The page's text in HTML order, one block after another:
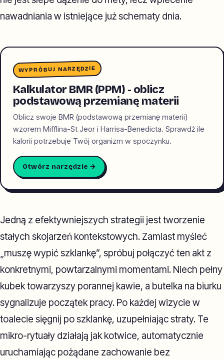
nawadniania w istniejące już schematy dnia.
WYPRÓBUJ NARZĘDZIE
Kalkulator BMR (PPM) - oblicz
podstawową przemianę materii
Oblicz swoje BMR (podstawową przemianę materii)
wzorem Mifflina-St Jeor i Harrisa-Benedicta. Sprawdź ile
kalorii potrzebuje Twój organizm w spoczynku.
Otwórz narzędzie →
Jedną z efektywniejszych strategii jest tworzenie
stałych skojarzeń kontekstowych. Zamiast myśleć
„muszę wypić szklankę”, spróbuj połączyć ten akt z
konkretnymi, powtarzalnymi momentami. Niech pełny
kubek towarzyszy porannej kawie, a butelka na biurku
sygnalizuje początek pracy. Po każdej wizycie w
toalecie sięgnij po szklankę, uzupełniając straty. Te
mikro-rytuały działają jak kotwice, automatycznie
uruchamiając pożądane zachowanie bez